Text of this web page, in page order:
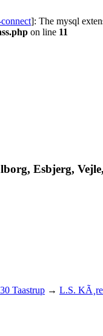
]: The mysql
on line 11
Esbjerg,
Taastrup → L.S.